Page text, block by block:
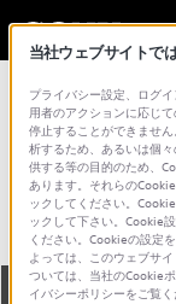
総合サポ
LBT-V55
全て ダウン
当社ウェブサイトで
プライバシー設定、ログ
用者のアクションに応じ
停止することができませ
析するため、あるいは個
供する等の目的のため、
あります。それらの
ックしてください。
ックして下さい。Cookie
ください。Cookieの設定
よっては、このウェブサ
ついては、当社のCookie
イバシーポリシーをご覧く